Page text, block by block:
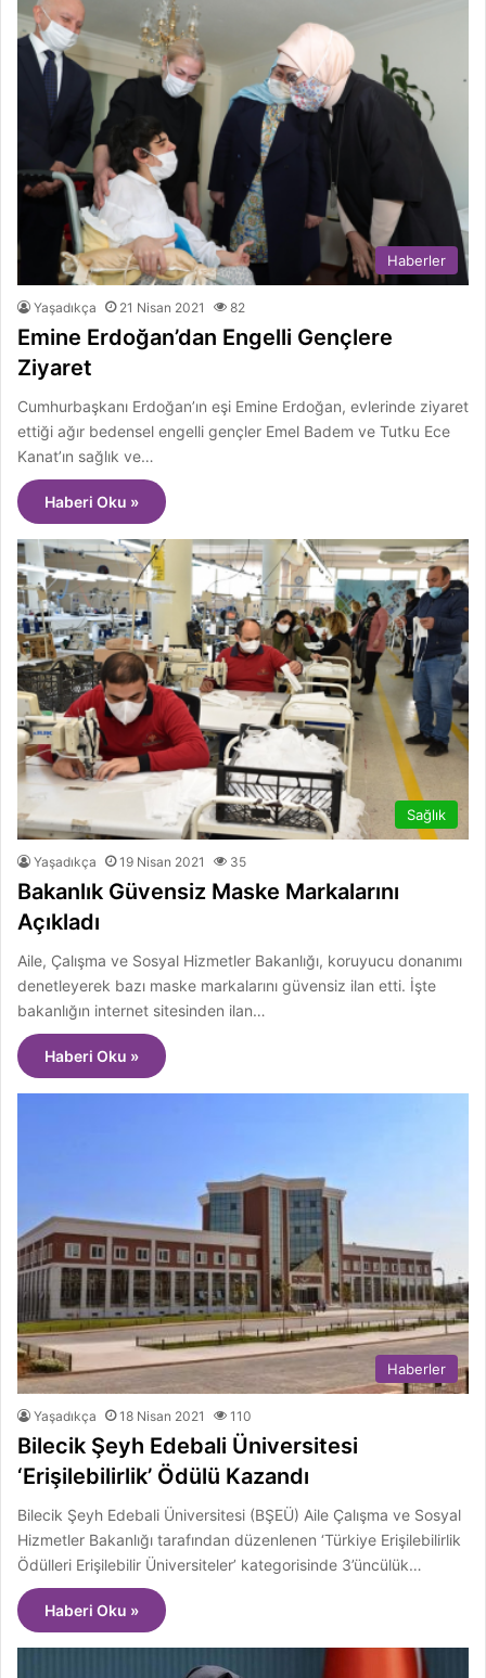
Haberler
Yaşadıkça 21 Nisan 2021 82
Emine Erdoğan’dan Engelli Gençlere
Ziyaret
Cumhurbaşkanı Erdoğan’ın eşi Emine Erdoğan, evlerinde ziyaret
ettiği ağır bedensel engelli gençler Emel Badem ve Tutku Ece
Kanat’ın sağlık ve…
Haberi Oku »
Sağlık
Yaşadıkça 19 Nisan 2021 35
Bakanlık Güvensiz Maske Markalarını
Açıkladı
Aile, Çalışma ve Sosyal Hizmetler Bakanlığı, koruyucu donanımı
denetleyerek bazı maske markalarını güvensiz ilan etti. İşte
bakanlığın internet sitesinden ilan…
Haberi Oku »
Haberler
Yaşadıkça 18 Nisan 2021 110
Bilecik Şeyh Edebali Üniversitesi
‘Erişilebilirlik’ Ödülü Kazandı
Bilecik Şeyh Edebali Üniversitesi (BŞEÜ) Aile Çalışma ve Sosyal
Hizmetler Bakanlığı tarafından düzenlenen ‘Türkiye Erişilebilirlik
Ödülleri Erişilebilir Üniversiteler’ kategorisinde 3’üncülük…
Haberi Oku »